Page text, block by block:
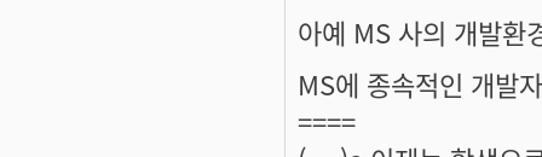
아예 MS 사의 개발환
MS에 종속적인 개발
====